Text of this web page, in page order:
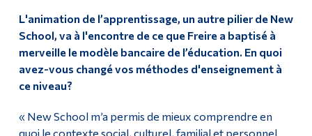
L'animation de l’apprentissage, un autre pilier de New
School, va à l'encontre de ce que Freire a baptisé à
merveille le modèle bancaire de l’éducation. En quoi
avez-vous changé vos méthodes d'enseignement à
ce niveau?
« New School m’a permis de mieux comprendre en
quoi le contexte social, culturel, familial et personnel